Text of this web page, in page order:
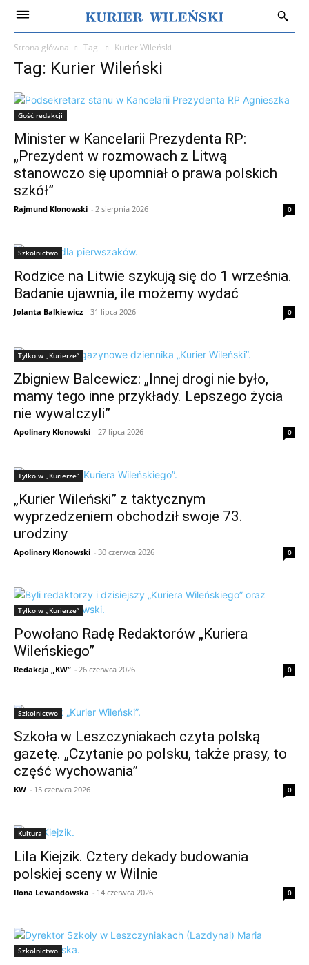
Strona główna Tagi Kurier Wileński
Tag: Kurier Wileński
Gość redakcji
Minister w Kancelarii Prezydenta RP:
„Prezydent w rozmowach z Litwą
stanowczo się upomniał o prawa polskich
szkół”
Rajmund Klonowski - 2 sierpnia 2026 0
Szkolnictwo
Rodzice na Litwie szykują się do 1 września.
Badanie ujawnia, ile możemy wydać
Jolanta Balkiewicz - 31 lipca 2026 0
Tylko w „Kurierze”
Zbigniew Balcewicz: „Innej drogi nie było,
mamy tego inne przykłady. Lepszego życia
nie wywalczyli”
Apolinary Klonowski - 27 lipca 2026 0
Tylko w „Kurierze”
„Kurier Wileński” z taktycznym
wyprzedzeniem obchodził swoje 73.
urodziny
Apolinary Klonowski - 30 czerwca 2026 0
Tylko w „Kurierze”
Powołano Radę Redaktorów „Kuriera
Wileńskiego”
Redakcja „KW” - 26 czerwca 2026 0
Szkolnictwo
Szkoła w Leszczyniakach czyta polską
gazetę. „Czytanie po polsku, także prasy, to
część wychowania”
KW - 15 czerwca 2026 0
Kultura
Lila Kiejzik. Cztery dekady budowania
polskiej sceny w Wilnie
Ilona Lewandowska - 14 czerwca 2026 0
Szkolnictwo